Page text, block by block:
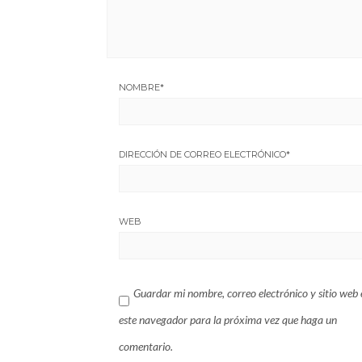
NOMBRE*
DIRECCIÓN DE CORREO ELECTRÓNICO*
WEB
Guardar mi nombre, correo electrónico y sitio web
este navegador para la próxima vez que haga un
comentario.